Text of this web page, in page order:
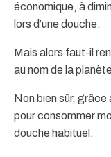
économique, à
lors d’une douche.
Mais alors faut-il
au nom de la
Non bien sûr, grâce
pour consommer
douche habituel.